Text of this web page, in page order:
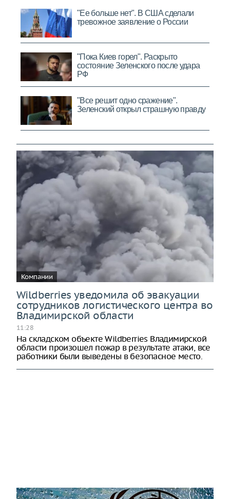
Компании
Wildberries уведомила об эвакуации
сотрудников логистического центра во
Владимирской области
11:28
На складском объекте Wildberries Владимирской
области произошел пожар в результате атаки, все
работники были выведены в безопасное место.